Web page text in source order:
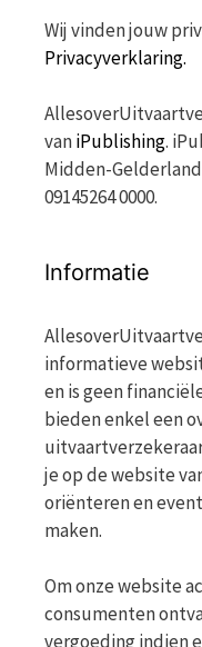
Wij vinden jouw
Privacyverklaring.
vaniPublishing.
Midden-
09145264 0000.
Informatie
informatieve
en is geen
bieden enkel een
je op de website
oriënteren en
maken.
Om onze website
consumenten
vergoeding indien